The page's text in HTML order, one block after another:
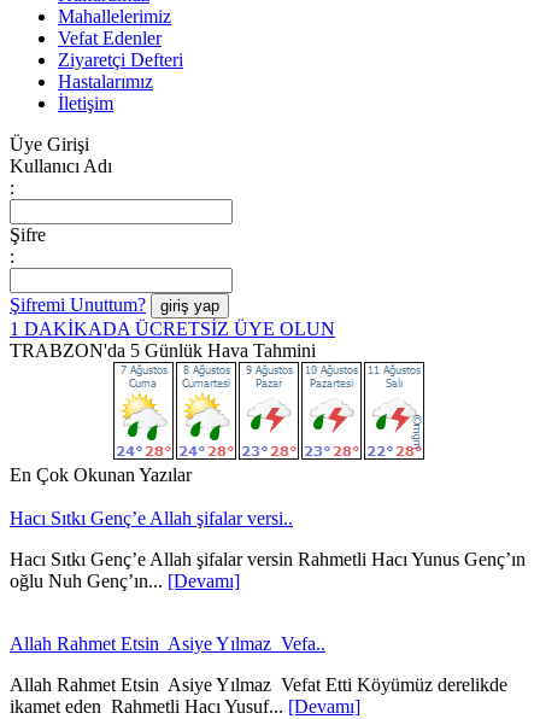
Mahallelerimiz
Vefat Edenler
Ziyaretçi Defteri
Hastalarımız
İletişim
Üye Girişi
Kullanıcı Adı
:
Şifre
:
Şifremi Unuttum?
1 DAKİKADA ÜCRETSİZ ÜYE OLUN
TRABZON'da 5 Günlük Hava Tahmini
En Çok Okunan Yazılar
Hacı Sıtkı Genç’e Allah şifalar versi..
Hacı Sıtkı Genç’e Allah şifalar versin Rahmetli Hacı Yunus Genç’ın
oğlu Nuh Genç’ın... [Devamı]
Allah Rahmet Etsin Asiye Yılmaz Vefa..
Allah Rahmet Etsin Asiye Yılmaz Vefat Etti Köyümüz derelikde
ikamet eden Rahmetli Hacı Yusuf... [Devamı]